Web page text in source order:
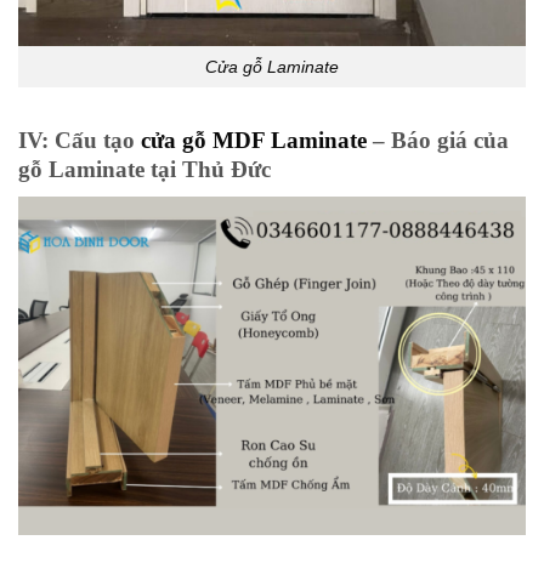
Cửa gỗ Laminate
IV: Cấu tạo cửa gỗ MDF Laminate – Báo giá của
gỗ Laminate tại Thủ Đức